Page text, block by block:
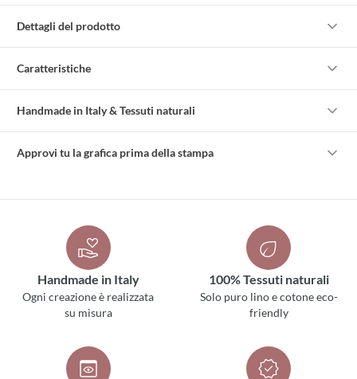
Dettagli del prodotto
Caratteristiche
Handmade in Italy & Tessuti naturali
Approvi tu la grafica prima della stampa
Handmade in Italy
Ogni creazione è realizzata
su misura
100% Tessuti naturali
Solo puro lino e cotone eco-
friendly